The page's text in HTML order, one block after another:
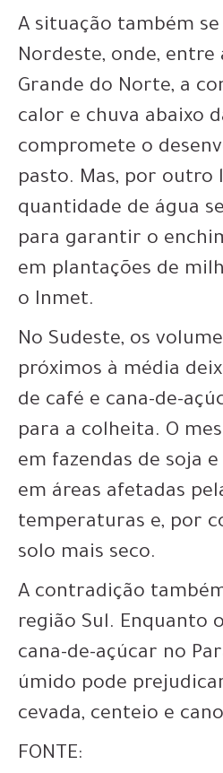
A situação também
Nordeste, onde, entre
Grande do Norte, a
calor e chuva abaixo
compromete o
pasto. Mas, por outro
quantidade de água
para garantir o
em plantações de
o Inmet.
No Sudeste, os
próximos à média
de café e cana-de-
para a colheita. O
em fazendas de soja
em áreas afetadas
temperaturas e, por
solo mais seco.
A contradição
região Sul. Enquanto
cana-de-açúcar no
úmido pode
cevada, centeio e
FONTE: